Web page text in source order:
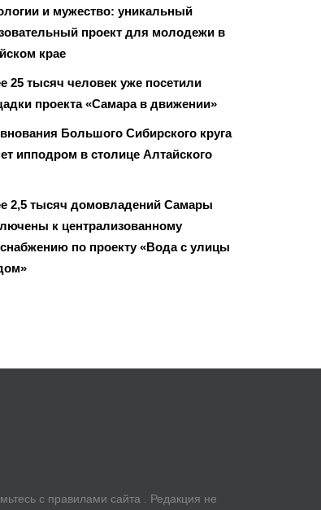
и мужество: уникальный
проект для молодежи в
крае
25 тысяч человек уже посетили
проекта «Самара в движении»
Большого Сибирского круга
ипподром в столице Алтайского
2,5 тысяч домовладений Самары
к централизованному
по проекту «Вода с улицы
с правилами сайта . Редакция не